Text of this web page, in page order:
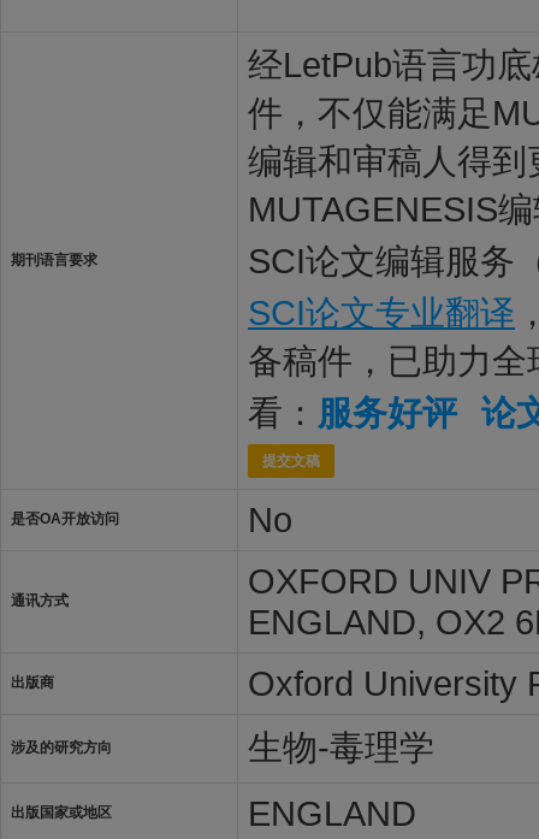
期刊语言要求
经LetPub语言功
件，不仅能满足
编辑和审稿人得
MUTAGENESIS
SCI论文编辑服务
SCI论文专业翻译
备稿件，已助力
看： 服务好评 论
提交文稿
是否OA开放访问 No
通讯方式
OXFORD UNIV
ENGLAND, OX2
出版商 Oxford University
涉及的研究方向 生物-毒理学
出版国家或地区 ENGLAND